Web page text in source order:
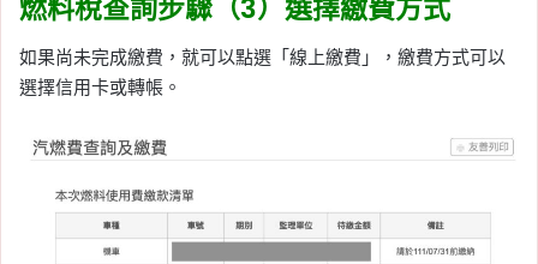
燃料稅查詢步驟（3）選擇繳費方式
如果尚未完成繳費，就可以點選「線上繳費」，繳費方式可以
選擇信用卡或轉帳。